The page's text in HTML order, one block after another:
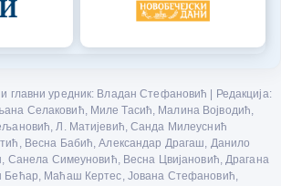
главни уредник: Владан Стефановић | Редакција:
Селаковић, Миле Тасић, Малина Војводић,
Л. Матијевић, Санда Милеуснић
Весна Бабић, Александар Драгаш, Данило
Санела Симеуновић, Весна Цвијановић, Драгана
Бећар, Маћаш Кертес, Јована Стефановић,